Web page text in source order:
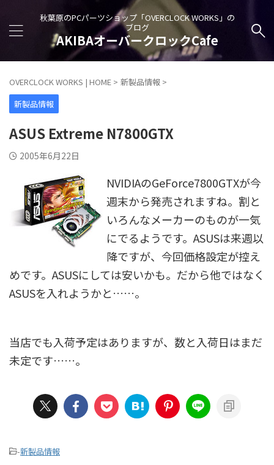
秋葉原のPCパーツショップ「OVERCLOCK WORKS」の
ブログ
AKIBAオーバークロックCafe
OVERCLOCK WORKS | HOME > 新製品情報 >
新製品情報
ASUS Extreme N7800GTX
2005年6月22日
NVIDIAのGeForce7800GTXが今
週末から発売されますね。割と
いろんなメーカーのものが一気
にでるようです。ASUSは来週以
降ですが、今回価格設定が控え
めです。ASUSにしては安いかも。だから他ではなく
ASUSを入れようかと……。
当店でも入荷予定はありますが、数と入荷日はまだ
未定です……。
-新製品情報